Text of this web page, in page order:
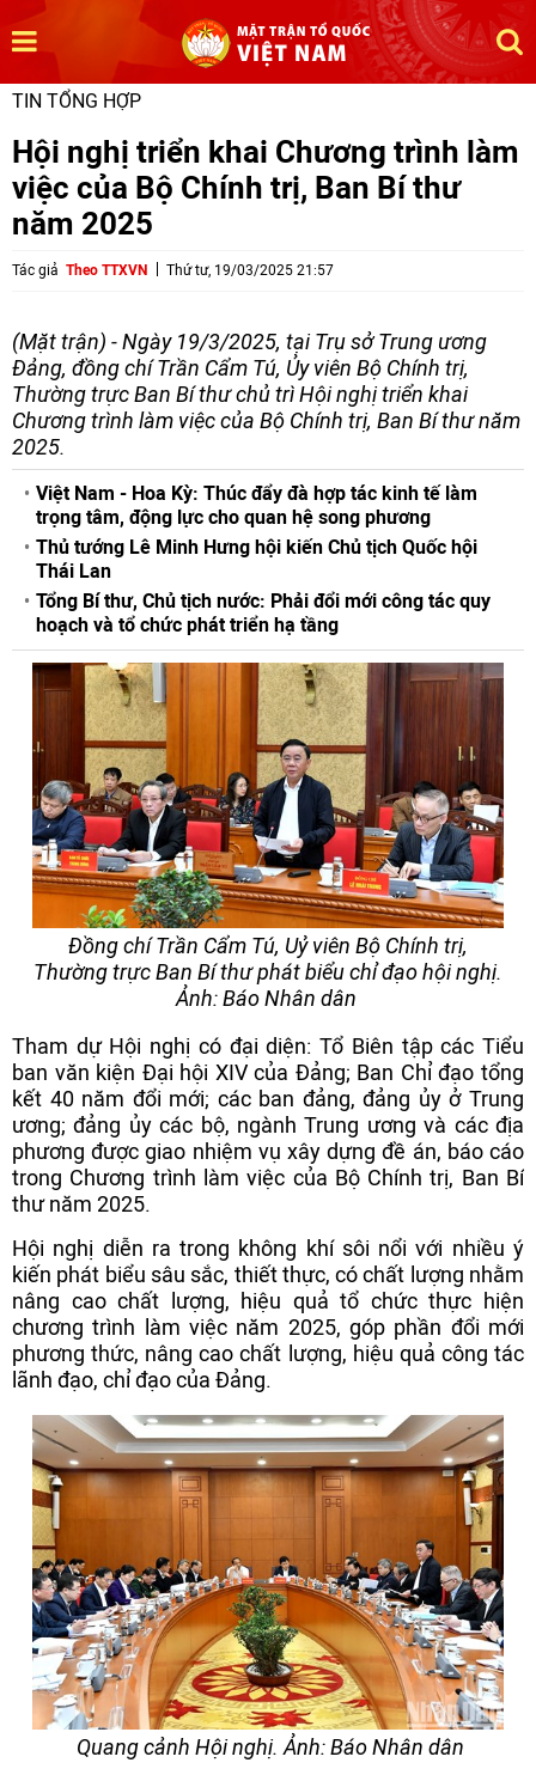
TIN TỔNG HỢP
Hội nghị triển khai Chương trình làm
việc của Bộ Chính trị, Ban Bí thư
năm 2025
Tác giả Theo TTXVN Thứ tư, 19/03/2025 21:57
(Mặt trận) - Ngày 19/3/2025, tại Trụ sở Trung ương
Đảng, đồng chí Trần Cẩm Tú, Ủy viên Bộ Chính trị,
Thường trực Ban Bí thư chủ trì Hội nghị triển khai
Chương trình làm việc của Bộ Chính trị, Ban Bí thư năm
2025.
Việt Nam - Hoa Kỳ: Thúc đẩy đà hợp tác kinh tế làm
trọng tâm, động lực cho quan hệ song phương
Thủ tướng Lê Minh Hưng hội kiến Chủ tịch Quốc hội
Thái Lan
Tổng Bí thư, Chủ tịch nước: Phải đổi mới công tác quy
hoạch và tổ chức phát triển hạ tầng
Đồng chí Trần Cẩm Tú, Uỷ viên Bộ Chính trị,
Thường trực Ban Bí thư phát biểu chỉ đạo hội nghị.
Ảnh: Báo Nhân dân
Tham dự Hội nghị có đại diện: Tổ Biên tập các Tiểu
ban văn kiện Đại hội XIV của Đảng; Ban Chỉ đạo tổng
kết 40 năm đổi mới; các ban đảng, đảng ủy ở Trung
ương; đảng ủy các bộ, ngành Trung ương và các địa
phương được giao nhiệm vụ xây dựng đề án, báo cáo
trong Chương trình làm việc của Bộ Chính trị, Ban Bí
thư năm 2025.
Hội nghị diễn ra trong không khí sôi nổi với nhiều ý
kiến phát biểu sâu sắc, thiết thực, có chất lượng nhằm
nâng cao chất lượng, hiệu quả tổ chức thực hiện
chương trình làm việc năm 2025, góp phần đổi mới
phương thức, nâng cao chất lượng, hiệu quả công tác
lãnh đạo, chỉ đạo của Đảng.
Quang cảnh Hội nghị. Ảnh: Báo Nhân dân